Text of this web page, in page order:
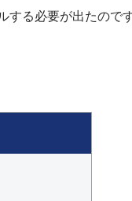
する必要が出たので